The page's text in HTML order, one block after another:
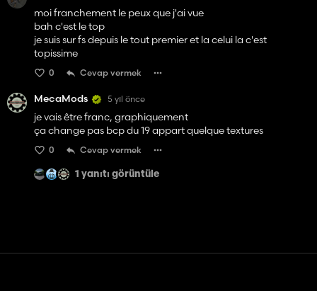
moi franchement le peux que j'ai vue
bah c'est le top
je suis sur fs depuis le tout premier et la celui la c'est
topissime
0 Cevap vermek
MecaMods 5 yıl önce
je vais être franc, graphiquement
ça change pas bcp du 19 appart quelque textures
0 Cevap vermek
1 yanıtı görüntüle